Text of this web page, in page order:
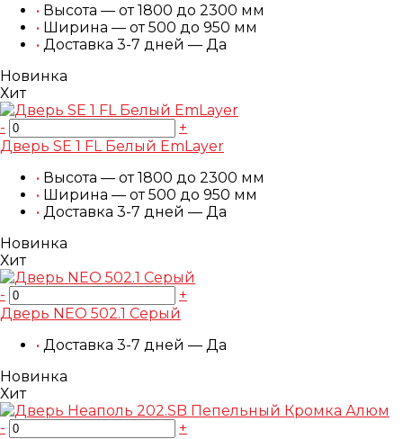
• Высота — от 1800 до 2300 мм
• Ширина — от 500 до 950 мм
• Доставка 3-7 дней — Да
Новинка
Хит
-
+
Дверь SE 1 FL Белый EmLayer
• Высота — от 1800 до 2300 мм
• Ширина — от 500 до 950 мм
• Доставка 3-7 дней — Да
Новинка
Хит
-
+
Дверь NEO 502.1 Серый
• Доставка 3-7 дней — Да
Новинка
Хит
-
+